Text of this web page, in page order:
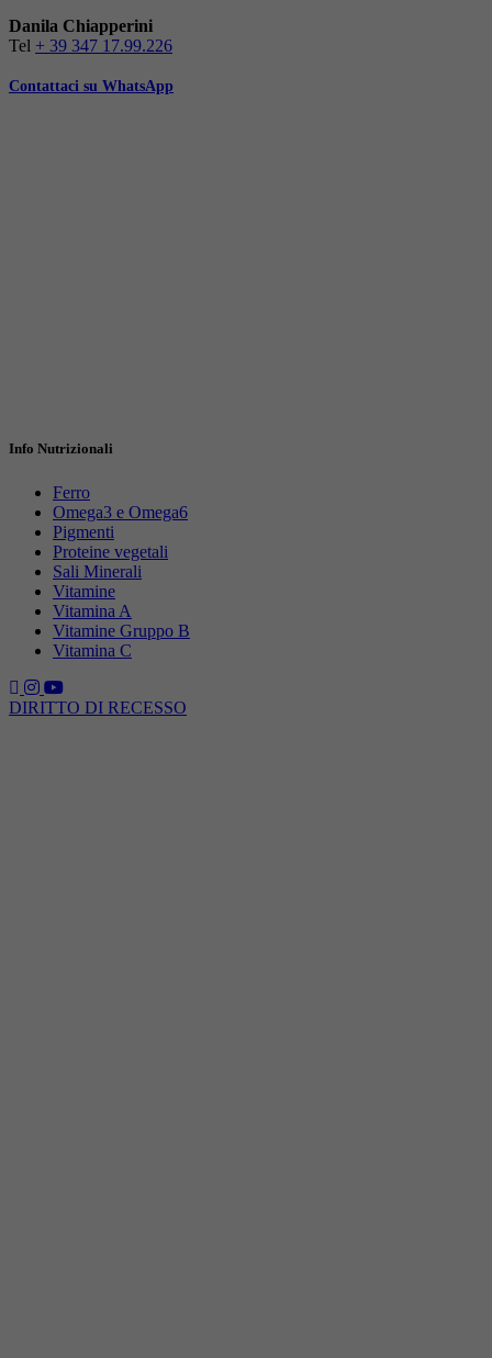
Danila Chiapperini
Tel + 39 347 17.99.226
Contattaci su WhatsApp
Info Nutrizionali
Ferro
Omega3 e Omega6
Pigmenti
Proteine vegetali
Sali Minerali
Vitamine
Vitamina A
Vitamine Gruppo B
Vitamina C
DIRITTO DI RECESSO